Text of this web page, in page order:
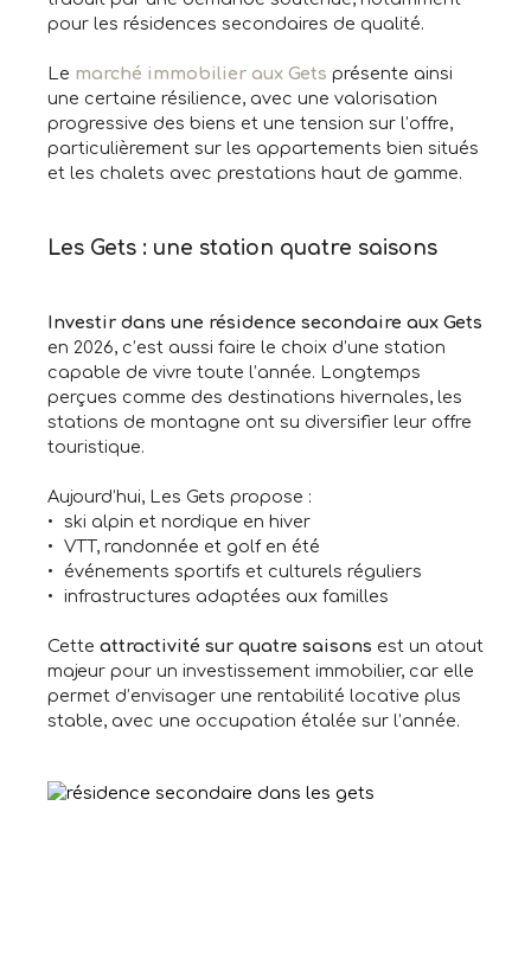
pour les résidences secondaires de qualité.
Le marché immobilier aux Gets présente ainsi
une certaine résilience, avec une valorisation
progressive des biens et une tension sur l’offre,
particulièrement sur les appartements bien situés
et les chalets avec prestations haut de gamme.
Les Gets : une station quatre saisons
Investir dans une résidence secondaire aux Gets
en 2026, c’est aussi faire le choix d’une station
capable de vivre toute l’année. Longtemps
perçues comme des destinations hivernales, les
stations de montagne ont su diversifier leur offre
touristique.
Aujourd’hui, Les Gets propose :
ski alpin et nordique en hiver
VTT, randonnée et golf en été
événements sportifs et culturels réguliers
infrastructures adaptées aux familles
Cette attractivité sur quatre saisons est un atout
majeur pour un investissement immobilier, car elle
permet d’envisager une rentabilité locative plus
stable, avec une occupation étalée sur l’année.